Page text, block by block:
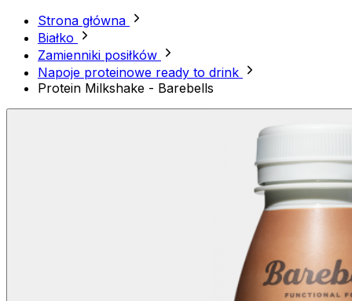
Strona główna
Białko
Zamienniki posiłków
Napoje proteinowe ready to drink
Protein Milkshake - Barebells